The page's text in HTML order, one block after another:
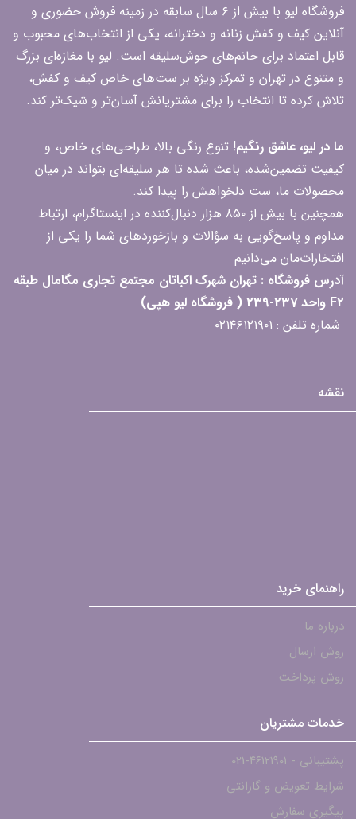
فروشگاه لیو با بیش از ۶ سال سابقه در زمینه فروش حضوری و
آنلاین کیف و کفش زنانه و دخترانه، یکی از انتخاب‌های محبوب و
قابل اعتماد برای خانم‌های خوش‌سلیقه است. لیو با مغازه‌ای بزرگ
و متنوع در تهران و تمرکز ویژه بر ست‌های خاص کیف و کفش،
تلاش کرده تا انتخاب را برای مشتریانش آسان‌تر و شیک‌تر کند.
ما در لیو، عاشق رنگیم! تنوع رنگی بالا، طراحی‌های خاص، و
کیفیت تضمین‌شده، باعث شده تا هر سلیقه‌ای بتواند در میان
محصولات ما، ست دلخواهش را پیدا کند.
همچنین با بیش از ۸۵۰ هزار دنبال‌کننده در اینستاگرام، ارتباط
مداوم و پاسخ‌گویی به سؤالات و بازخوردهای شما را یکی از
افتخارات‌مان می‌دانیم
آدرس فروشگاه : تهران شهرک اکباتان مجتمع تجاری مگامال طبقه
F2 واحد 237-239 ( فروشگاه لیو هپی)
شماره تلفن : ۰۲۱۴۶۱۲۱۹۰۱
نقشه
راهنمای خرید
درباره ما
روش ارسال
روش پرداخت
خدمات مشتریان
پشتیبانی - ۴۶۱۲۱۹۰۱-021
شرایط تعویض و گارانتی
پیگیری سفارش